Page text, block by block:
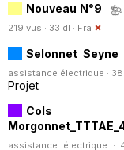
Nouveau N°9
219 vus · 33 dl · Fra
Selonnet
assistance électrique · 38
Projet
assistance électrique ·